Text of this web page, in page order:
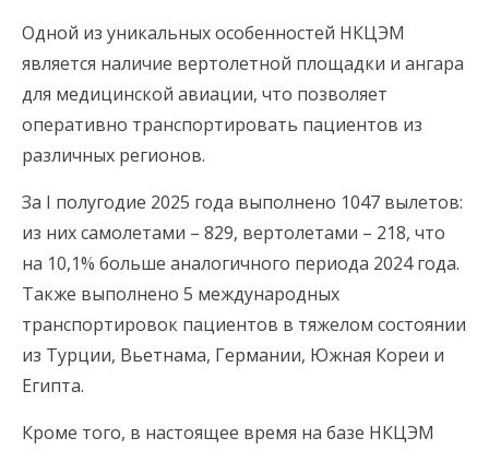
Одной из уникальных особенностей НКЦЭМ
является наличие вертолетной площадки и ангара
для медицинской авиации, что позволяет
оперативно транспортировать пациентов из
различных регионов.
За I полугодие 2025 года выполнено 1047 вылетов:
из них самолетами – 829, вертолетами – 218, что
на 10,1% больше аналогичного периода 2024 года.
Также выполнено 5 международных
транспортировок пациентов в тяжелом состоянии
из Турции, Вьетнама, Германии, Южная Кореи и
Египта.
Кроме того, в настоящее время на базе НКЦЭМ